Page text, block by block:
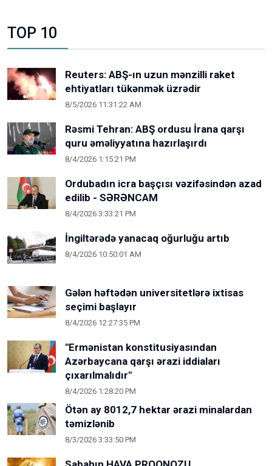
TOP 10
Reuters: ABŞ-ın uzun mənzilli raket
ehtiyatları tükənmək üzrədir
8/5/2026 11:31:22 AM
Rəsmi Tehran: ABŞ ordusu İrana qarşı
quru əməliyyatına hazırlaşırdı
8/4/2026 1:15:21 PM
Ordubadın icra başçısı vəzifəsindən azad
edilib - SƏRƏNCAM
8/4/2026 3:33:21 PM
İngiltərədə yanacaq oğurluğu artıb
8/4/2026 10:50:01 AM
Gələn həftədən universitetlərə ixtisas
seçimi başlayır
8/4/2026 12:27:35 PM
"Ermənistan konstitusiyasından
Azərbaycana qarşı ərazi iddiaları
çıxarılmalıdır"
8/4/2026 1:28:20 PM
Ötən ay 8012,7 hektar ərazi minalardan
təmizlənib
8/3/2026 3:33:50 PM